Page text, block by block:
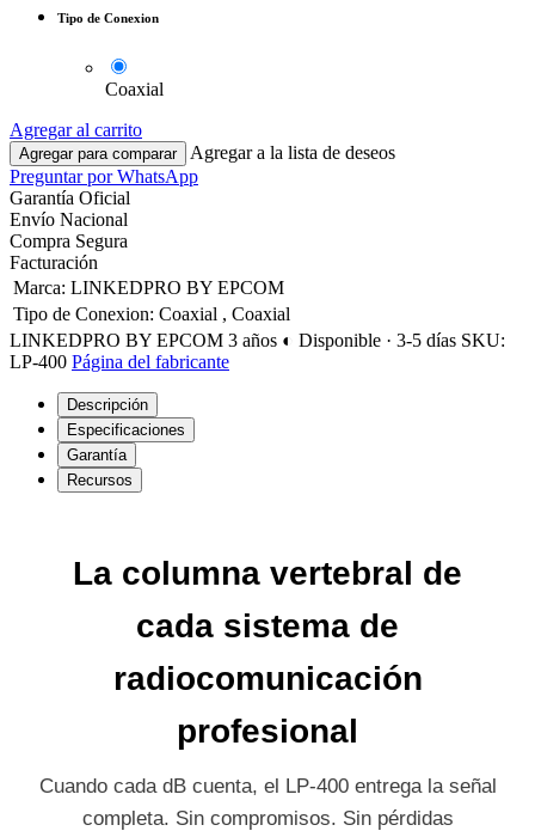
Tipo de Conexion
Coaxial
Agregar al carrito
Agregar para comparar
Agregar a la lista de deseos
Preguntar por WhatsApp
Garantía Oficial
Envío Nacional
Compra Segura
Facturación
Marca: LINKEDPRO BY EPCOM
Tipo de Conexion: Coaxial , Coaxial
LINKEDPRO BY EPCOM 3 años ◐ Disponible · 3-5 días SKU:
LP-400 Página del fabricante
Descripción
Especificaciones
Garantía
Recursos
La columna vertebral de
cada sistema de
radiocomunicación
profesional
Cuando cada dB cuenta, el LP-400 entrega la señal
completa. Sin compromisos. Sin pérdidas